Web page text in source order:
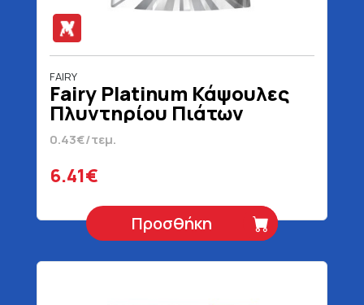
FAIRY
Fairy Platinum Κάψουλες
Πλυντηρίου Πιάτων
Λεμόνι 15 Τεμάχια
0.43€/τεμ.
6.41€
Προσθήκη